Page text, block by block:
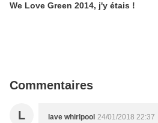
We Love Green 2014, j'y étais !
Commentaires
L lave whirlpool 24/01/2018 22:37